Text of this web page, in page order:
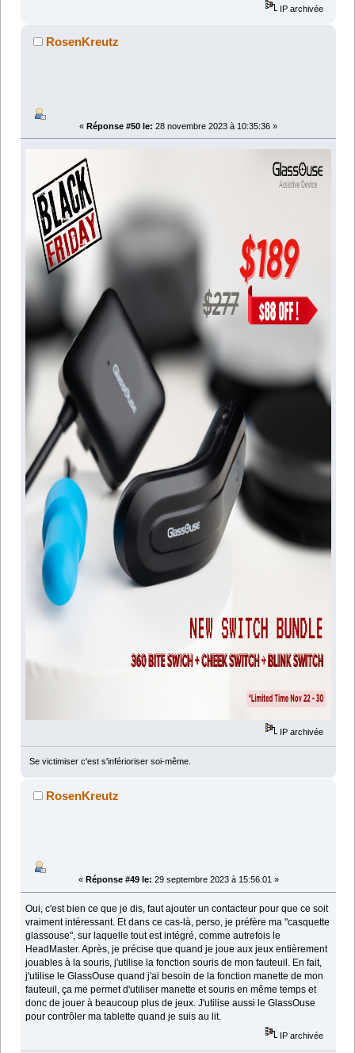
IP archivée
RosenKreutz
« Réponse #50 le: 28 novembre 2023 à 10:35:36 »
IP archivée
Se victimiser c'est s'inférioriser soi-même.
RosenKreutz
« Réponse #49 le: 29 septembre 2023 à 15:56:01 »
Oui, c'est bien ce que je dis, faut ajouter un contacteur pour que ce soit
vraiment intéressant. Et dans ce cas-là, perso, je préfère ma "casquette
glassouse", sur laquelle tout est intégré, comme autrefois le
HeadMaster. Après, je précise que quand je joue aux jeux entièrement
jouables à la souris, j'utilise la fonction souris de mon fauteuil. En fait,
j'utilise le GlassOuse quand j'ai besoin de la fonction manette de mon
fauteuil, ça me permet d'utiliser manette et souris en même temps et
donc de jouer à beaucoup plus de jeux. J'utilise aussi le GlassOuse
pour contrôler ma tablette quand je suis au lit.
IP archivée